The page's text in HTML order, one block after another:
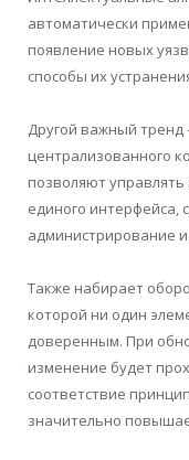
автоматически
появление новых
способы их
Другой важный
централизованного
позволяют
единого интерфейса,
администрирование
Также набирает
которой ни один
доверенным. При
изменение будет
соответствие
значительно